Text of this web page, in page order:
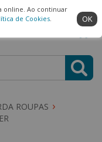
online. Ao continuar
de Cookies. OK
Seguro
ROUPAS